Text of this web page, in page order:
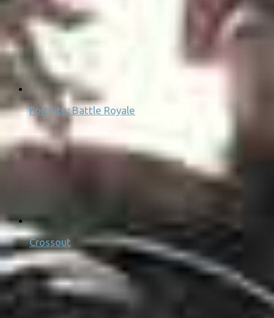
Fortnite: Battle Royale
Crossout